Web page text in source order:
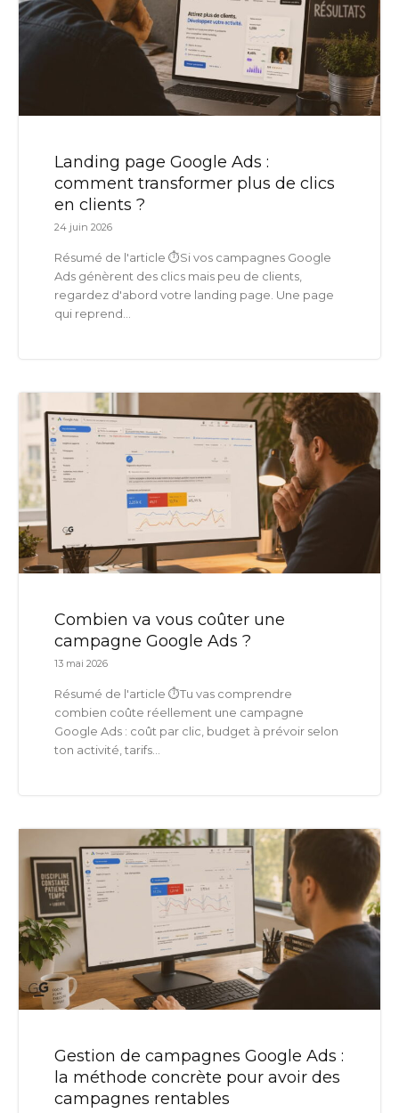
Landing page Google Ads :
comment transformer plus de clics
en clients ?
24 juin 2026
Résumé de l'article ⏱️Si vos campagnes Google
Ads génèrent des clics mais peu de clients,
regardez d'abord votre landing page. Une page
qui reprend...
Combien va vous coûter une
campagne Google Ads ?
13 mai 2026
Résumé de l'article ⏱️Tu vas comprendre
combien coûte réellement une campagne
Google Ads : coût par clic, budget à prévoir selon
ton activité, tarifs...
Gestion de campagnes Google Ads :
la méthode concrète pour avoir des
campagnes rentables